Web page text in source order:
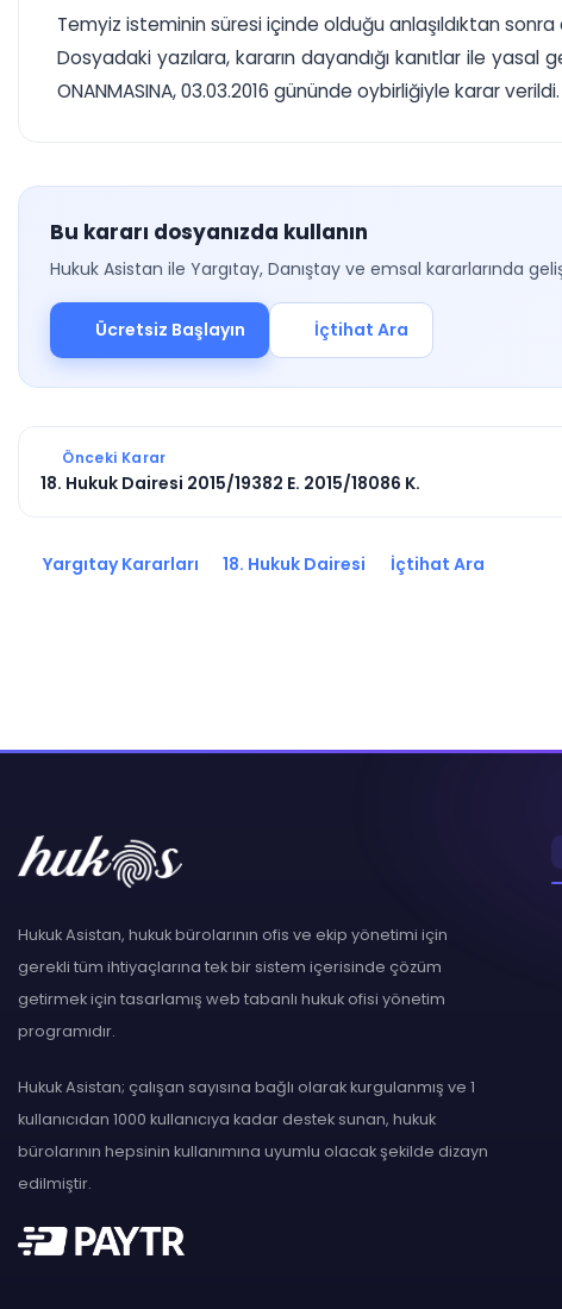
Temyiz isteminin süresi içinde olduğu anlaşıldıktan
Dosyadaki yazılara, kararın dayandığı kanıtlar ile
ONANMASINA, 03.03.2016 gününde oybirliğiyle karar verildi.
Bu kararı dosyanızda kullanın
Hukuk Asistan ile Yargıtay, Danıştay ve emsal kararlarında
Ücretsiz Başlayın İçtihat Ara
Önceki Karar
18. Hukuk Dairesi 2015/19382 E. 2015/18086 K.
Yargıtay Kararları 18. Hukuk Dairesi İçtihat Ara
Hukuk Asistan, hukuk bürolarının ofis ve ekip yönetimi için
gerekli tüm ihtiyaçlarına tek bir sistem içerisinde çözüm
getirmek için tasarlamış web tabanlı hukuk ofisi yönetim
programıdır.
Hukuk Asistan; çalışan sayısına bağlı olarak kurgulanmış ve 1
kullanıcıdan 1000 kullanıcıya kadar destek sunan, hukuk
bürolarının hepsinin kullanımına uyumlu olacak şekilde dizayn
edilmiştir.